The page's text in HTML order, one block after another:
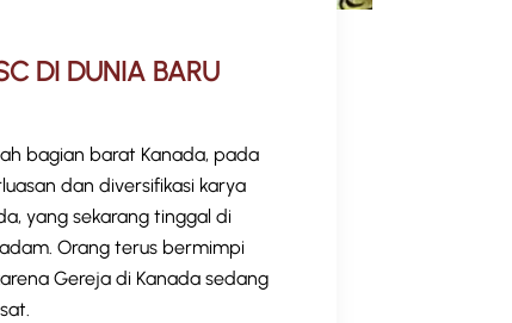
DI DUNIA BARU
bagian barat Kanada, pada
dan diversifikasi karya
yang sekarang tinggal di
Orang terus bermimpi
Gereja di Kanada sedang